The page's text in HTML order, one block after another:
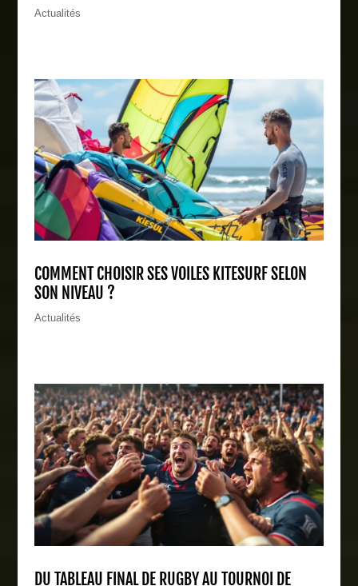
Actualités
COMMENT CHOISIR SES VOILES KITESURF SELON
SON NIVEAU ?
Actualités
DU TABLEAU FINAL DE RUGBY AU TOURNOI DE